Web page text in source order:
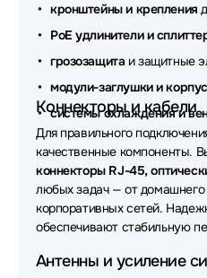
Аксессуары для сетевого
Аксессуары для
Аксессуары для сетевого
Аксессуары для
Аксессуары для сетевого
Аксессуары для
кронштейны и крепления
PoE удлинители и
грозозащита и защитные
модули-заглушки и
системы охлаждения и
Коннекторы и кабели
Для правильного
качественные компоненты.
коннекторы RJ-45,
любых задач — от домашнего
корпоративных сетей.
обеспечивают стабильную
Антенны и усиление